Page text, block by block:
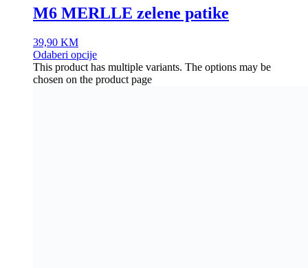
M6 MERLLE zelene patike
39,90 KM
Odaberi opcije
This product has multiple variants. The options may be
chosen on the product page